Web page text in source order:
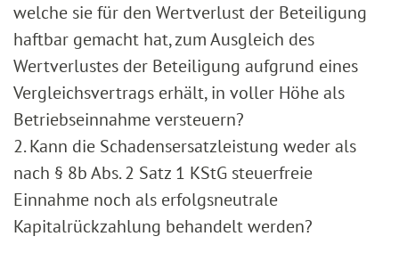
welche sie für den Wertverlust der Beteiligung
haftbar gemacht hat, zum Ausgleich des
Wertverlustes der Beteiligung aufgrund eines
Vergleichsvertrags erhält, in voller Höhe als
Betriebseinnahme versteuern?
2. Kann die Schadensersatzleistung weder als
nach § 8b Abs. 2 Satz 1 KStG steuerfreie
Einnahme noch als erfolgsneutrale
Kapitalrückzahlung behandelt werden?